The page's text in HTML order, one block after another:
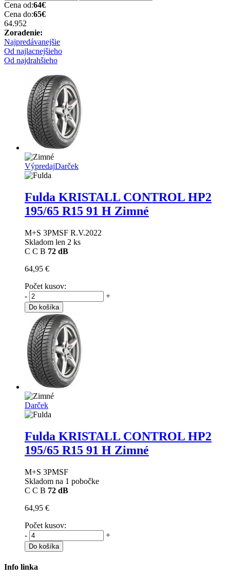
Cena od:64€
Cena do:65€
64.952
Zoradenie:
Najpredávanejšie
Od najlacnejšieho
Od najdrahšieho
VýpredajDarček
Fulda KRISTALL CONTROL HP2
195/65 R15 91 H Zimné
M+S 3PMSF R.V.2022
Skladom len 2 ks
C C B 72 dB
64,95 €
Počet kusov:
-
+
Do košíka
Darček
Fulda KRISTALL CONTROL HP2
195/65 R15 91 H Zimné
M+S 3PMSF
Skladom na 1 pobočke
C C B 72 dB
64,95 €
Počet kusov:
-
+
Do košíka
Info linka